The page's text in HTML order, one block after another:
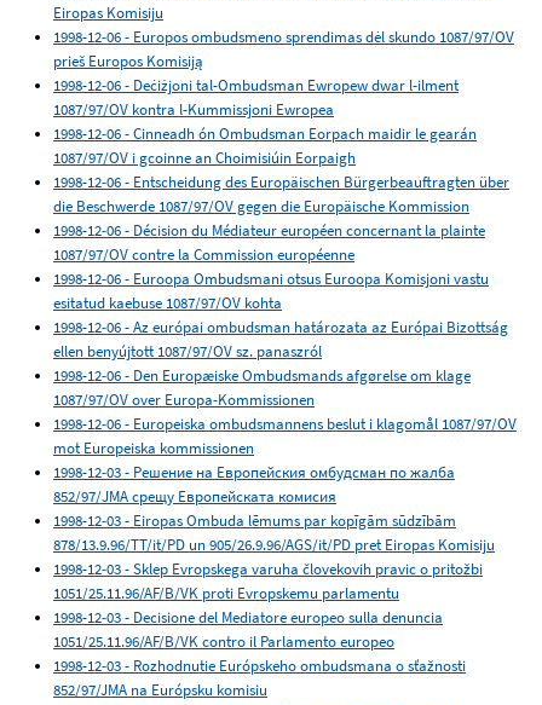
Eiropas Komisiju
1998-12-06 - Europos ombudsmeno sprendimas dėl skundo 1087/97/OV
prieš Europos Komisiją
1998-12-06 - Deċiżjoni tal-Ombudsman Ewropew dwar l-ilment
1087/97/OV kontra l-Kummissjoni Ewropea
1998-12-06 - Cinneadh ón Ombudsman Eorpach maidir le gearán
1087/97/OV i gcoinne an Choimisiúin Eorpaigh
1998-12-06 - Entscheidung des Europäischen Bürgerbeauftragten über
die Beschwerde 1087/97/OV gegen die Europäische Kommission
1998-12-06 - Décision du Médiateur européen concernant la plainte
1087/97/OV contre la Commission européenne
1998-12-06 - Euroopa Ombudsmani otsus Euroopa Komisjoni vastu
esitatud kaebuse 1087/97/OV kohta
1998-12-06 - Az európai ombudsman határozata az Európai Bizottság
ellen benyújtott 1087/97/OV sz. panaszról
1998-12-06 - Den Europæiske Ombudsmands afgørelse om klage
1087/97/OV over Europa-Kommissionen
1998-12-06 - Europeiska ombudsmannens beslut i klagomål 1087/97/OV
mot Europeiska kommissionen
1998-12-03 - Решение на Европейския омбудсман по жалба
852/97/JMA срещу Европейската комисия
1998-12-03 - Eiropas Ombuda lēmums par kopīgām sūdzībām
878/13.9.96/TT/it/PD un 905/26.9.96/AGS/it/PD pret Eiropas Komisiju
1998-12-03 - Sklep Evropskega varuha človekovih pravic o pritožbi
1051/25.11.96/AF/B/VK proti Evropskemu parlamentu
1998-12-03 - Decisione del Mediatore europeo sulla denuncia
1051/25.11.96/AF/B/VK contro il Parlamento europeo
1998-12-03 - Rozhodnutie Európskeho ombudsmana o sťažnosti
852/97/JMA na Európsku komisiu